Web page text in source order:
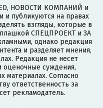
НОВОСТИ КОМПАНИЙ и
публикуются на правах
взгляды, которые в
плашкой СПЕЦПРОЕКТ и ЗА
однако редакция
и разделяет мнения,
Редакция не несет
оценочные суждения,
материалах. Согласно
ответственность за
рекламодатель.